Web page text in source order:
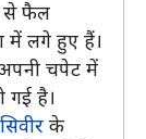
से फैल
में लगे हुए हैं।
चपेट में
गई है।
के